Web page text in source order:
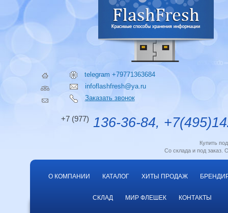
telegram +79771363684
infoflashfresh@ya.ru
Заказать звонок
+7 (977) 136-36-84,
Купить
Со склада и под заказ.
О КОМПАНИИ КАТАЛОГ ХИТЫ ПРОДАЖ
СКЛАД МИР ФЛЕШЕК КОНТАКТЫ